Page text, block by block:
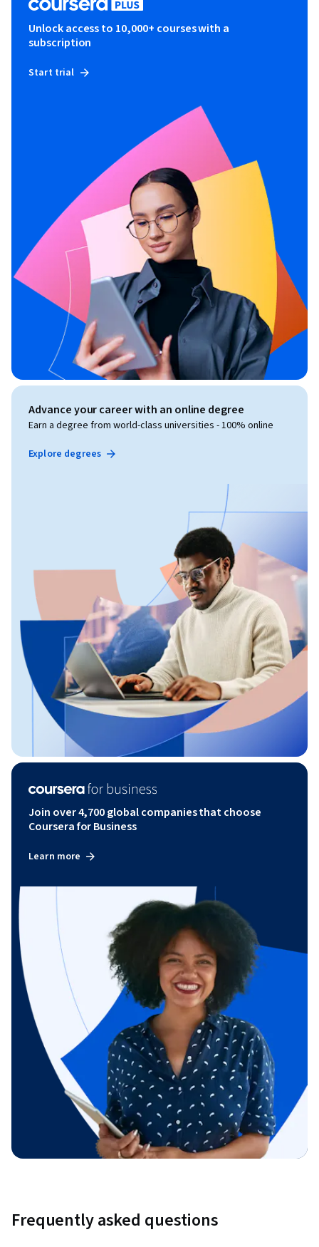
Unlock access to 10,000+ courses with a
subscription
Start trial
Advance your career with an online degree
Earn a degree from world-class universities - 100% online
Explore degrees
Join over 4,700 global companies that choose
Coursera for Business
Learn more
Frequently asked questions